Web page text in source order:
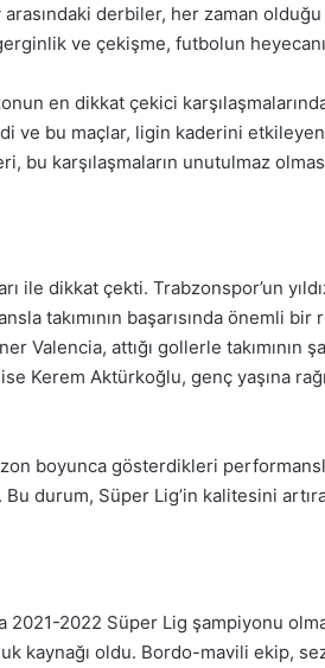
derbiler, her zaman
ve çekişme, futbolun
en dikkat çekici
ve bu maçlar, ligin kaderini
bu karşılaşmaların unutulmaz
dikkat çekti. Trabzonspor’un
takımının başarısında önemli bir
Valencia, attığı gollerle takımının
Kerem Aktürkoğlu, genç yaşına
boyunca gösterdikleri
durum, Süper Lig’in kalitesini
2022 Süper Lig şampiyonu
kaynağı oldu. Bordo-mavili ekip,